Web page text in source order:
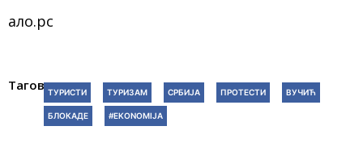
ало.рс
Тагови:ТУРИСТИ ТУРИЗАМ СРБИЈА ПРОТЕСТИ ВУЧИЋ
БЛОКАДЕ #EKONOMIJA